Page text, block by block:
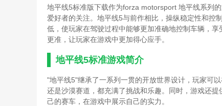
地平线5标准版下载作为forza motorsport 地平线系列
爱好者的关注。地平线5与前作相比，操纵稳定性和控
低，使玩家在驾驶过程中能够更加准确地控制车辆，
更准，让玩家在游戏中更加得心应手。
地平线5标准游戏简介
"地平线5"继承了一系列一贯的开放世界设计，玩家可
还是沙漠赛道，都充满了挑战和乐趣。同时，游戏还
己的赛车，在游戏中展示自己的实力。